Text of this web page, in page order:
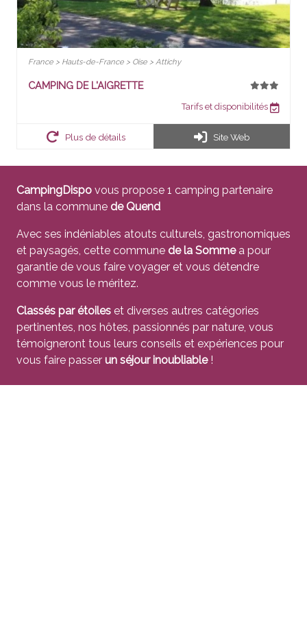
France > Hauts-de-France > Oise > Attichy
CAMPING DE L'AIGRETTE
Tarifs et disponibilités
Plus de détails Site Web
CampingDispo vous propose 1 camping partenaire
dans la commune de Quend
Avec ses indéniables atouts culturels, gastronomiques
et paysagés, cette commune de la Sommea pour
garantie de vous faire voyager et vous détendre
comme vous le méritez.
Classés par étoiles et diverses autres catégories
pertinentes, nos hôtes, passionnés par nature, vous
témoigneront tous leurs conseils et expériences pour
vous faire passer un séjour inoubliable!